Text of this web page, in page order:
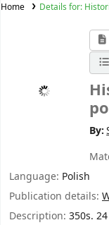
Home Details for:
By:
Language: Polish
Publication details:
Description: 350s.